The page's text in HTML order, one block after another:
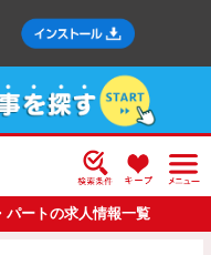
パートの求人情報一覧